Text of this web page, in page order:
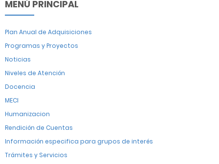
MENÚ PRINCIPAL
Plan Anual de Adquisiciones
Programas y Proyectos
Noticias
Niveles de Atención
Docencia
MECI
Humanizacion
Rendición de Cuentas
Información especifica para grupos de interés
Trámites y Servicios